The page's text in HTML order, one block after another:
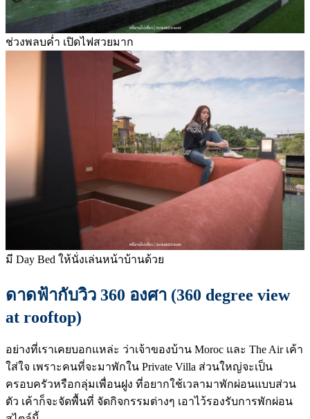
ช่วงพลบค่ำ เปิดไฟสวยมาก
มี Day Bed ให้นั่งเล่นหน้าบ้านด้วย
ดาดฟ้ากับวิว 360 องศา (360 degree view
at rooftop)
อย่างที่เราเคยบอกแหล่ะ ว่าเจ้าของบ้าน Moroc และ The Air เค้า
ใส่ใจ เพราะคนที่จะมาพักใน Private Villa ส่วนใหญ่จะเป็น
ครอบครัวหรือกลุ่มเพื่อนฝูง ที่อยากใช้เวลามาพักผ่อนแบบส่วน
ตัว เค้าก็จะจัดพื้นที่ จัดกิจกรรมต่างๆ เอาไว้รองรับการพักผ่อน